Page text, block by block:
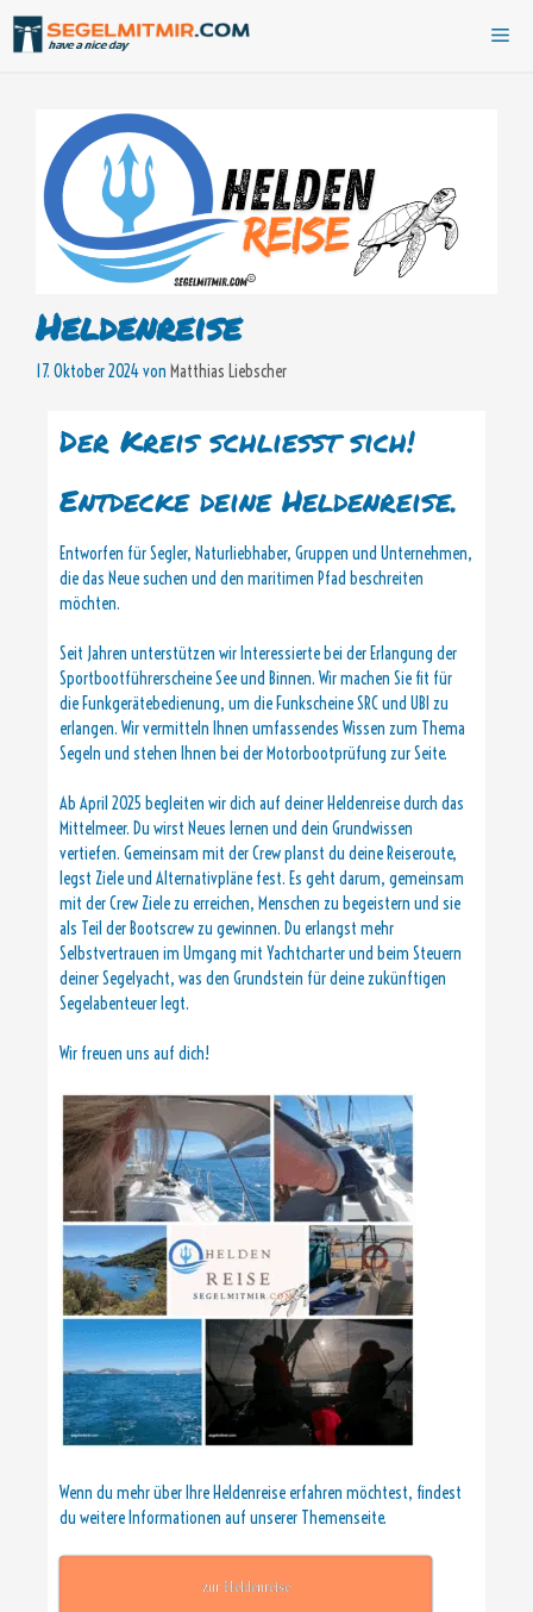
Zum
Inhalt
springen
Heldenreise
17. Oktober 2024von Matthias Liebscher
Der Kreis schließt sich!
Entdecke deine Heldenreise.
Entworfen für Segler, Naturliebhaber, Gruppen und Unternehmen,
die das Neue suchen und den maritimen Pfad beschreiten
möchten.
Seit Jahren unterstützen wir Interessierte bei der Erlangung der
Sportbootführerscheine See und Binnen. Wir machen Sie fit für
die Funkgerätebedienung, um die Funkscheine SRC und UBI zu
erlangen. Wir vermitteln Ihnen umfassendes Wissen zum Thema
Segeln und stehen Ihnen bei der Motorbootprüfung zur Seite.
Ab April 2025 begleiten wir dich auf deiner Heldenreise durch das
Mittelmeer. Du wirst Neues lernen und dein Grundwissen
vertiefen. Gemeinsam mit der Crew planst du deine Reiseroute,
legst Ziele und Alternativpläne fest. Es geht darum, gemeinsam
mit der Crew Ziele zu erreichen, Menschen zu begeistern und sie
als Teil der Bootscrew zu gewinnen. Du erlangst mehr
Selbstvertrauen im Umgang mit Yachtcharter und beim Steuern
deiner Segelyacht, was den Grundstein für deine zukünftigen
Segelabenteuer legt.
Wir freuen uns auf dich!
Wenn du mehr über Ihre Heldenreise erfahren möchtest, findest
du weitere Informationen auf unserer Themenseite.
zur Heldenreise